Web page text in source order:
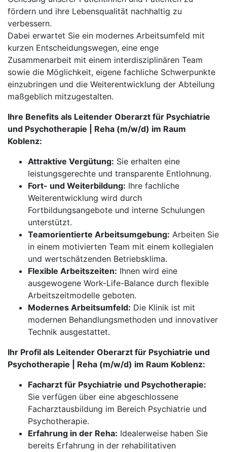
fördern und ihre Lebensqualität nachhaltig zu
verbessern.
Dabei erwartet Sie ein modernes Arbeitsumfeld mit
kurzen Entscheidungswegen, eine enge
Zusammenarbeit mit einem interdisziplinären Team
sowie die Möglichkeit, eigene fachliche Schwerpunkte
einzubringen und die Weiterentwicklung der Abteilung
maßgeblich mitzugestalten.
Ihre Benefits als Leitender Oberarzt für Psychiatrie
und Psychotherapie | Reha (m/w/d) im Raum
Koblenz:
Attraktive Vergütung: Sie erhalten eine
leistungsgerechte und transparente Entlohnung.
Fort- und Weiterbildung: Ihre fachliche
Weiterentwicklung wird durch
Fortbildungsangebote und interne Schulungen
unterstützt.
Teamorientierte Arbeitsumgebung: Arbeiten Sie
in einem motivierten Team mit einem kollegialen
und wertschätzenden Betriebsklima.
Flexible Arbeitszeiten: Ihnen wird eine
ausgewogene Work-Life-Balance durch flexible
Arbeitszeitmodelle geboten.
Modernes Arbeitsumfeld: Die Klinik ist mit
modernen Behandlungsmethoden und innovativer
Technik ausgestattet.
Ihr Profil als Leitender Oberarzt für Psychiatrie und
Psychotherapie | Reha (m/w/d) im Raum Koblenz:
Facharzt für Psychiatrie und Psychotherapie:
Sie verfügen über eine abgeschlossene
Facharztausbildung im Bereich Psychiatrie und
Psychotherapie.
Erfahrung in der Reha: Idealerweise haben Sie
bereits Erfahrung in der rehabilitativen